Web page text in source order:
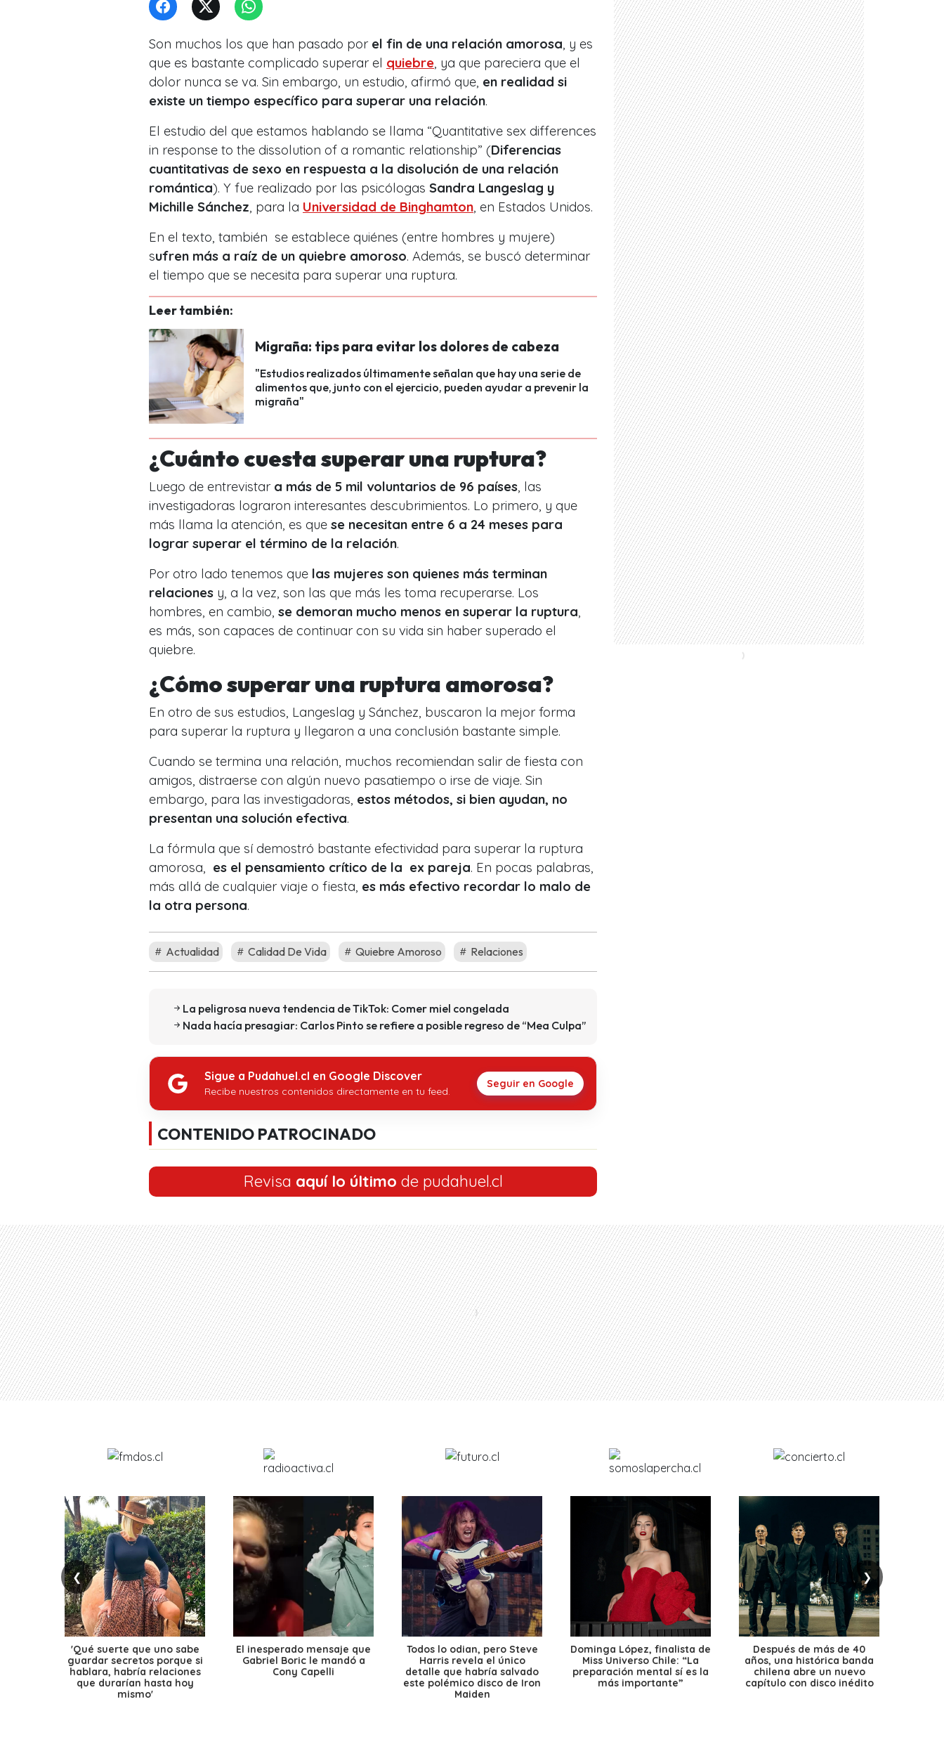
Son muchos los que han pasado por el fin de una relación amorosa , y es
que es bastante complicado superar el quiebre , ya que pareciera que el
dolor nunca se va. Sin embargo, un estudio, afirmó que, en realidad si
existe un tiempo específico para superar una relación.
El estudio del que estamos hablando se llama “Quantitative sex differences
in response to the dissolution of a romantic relationship” (Diferencias
cuantitativas de sexo en respuesta a la disolución de una relación
romántica). Y fue realizado por las psicólogas Sandra Langeslag y
Michille Sánchez , para la Universidad de Binghamton , en Estados Unidos.
En el texto, también se establece quiénes (entre hombres y mujere)
sufren más a raíz de un quiebre amoroso. Además, se buscó determinar
el tiempo que se necesita para superar una ruptura.
Leer también:
Migraña: tips para evitar los dolores de cabeza
"Estudios realizados últimamente señalan que hay una serie de
alimentos que, junto con el ejercicio, pueden ayudar a prevenir la
migraña"
¿Cuánto cuesta superar una ruptura?
Luego de entrevistar a más de 5 mil voluntarios de 96 países , las
investigadoras lograron interesantes descubrimientos. Lo primero, y que
más llama la atención, es que se necesitan entre 6 a 24 meses para
lograr superar el término de la relación.
Por otro lado tenemos que las mujeres son quienes más terminan
relaciones y, a la vez, son las que más les toma recuperarse. Los
hombres, en cambio, se demoran mucho menos en superar la ruptura
es más, son capaces de continuar con su vida sin haber superado el
quiebre.
¿Cómo superar una ruptura amorosa?
En otro de sus estudios, Langeslag y Sánchez, buscaron la mejor forma
para superar la ruptura y llegaron a una conclusión bastante simple.
Cuando se termina una relación, muchos recomiendan salir de fiesta con
amigos, distraerse con algún nuevo pasatiempo o irse de viaje. Sin
embargo, para las investigadoras, estos métodos, si bien ayudan, no
presentan una solución efectiva.
La fórmula que sí demostró bastante efectividad para superar la ruptura
amorosa, es el pensamiento crítico de la ex pareja. En pocas palabras,
más allá de cualquier viaje o fiesta, es más efectivo recordar lo malo de
la otra persona.
Actualidad Calidad De Vida Quiebre Amoroso Relaciones
La peligrosa nueva tendencia de TikTok: Comer miel congelada
Nada hacía presagiar: Carlos Pinto se refiere a posible regreso de “Mea Culpa”
Sigue a Pudahuel.cl en Google Discover
Recibe nuestros contenidos directamente en tu feed.
Seguir en Google
CONTENIDO PATROCINADO
Revisa aquí lo último de pudahuel.cl
❮ ❯
'Qué suerte que uno sabe
guardar secretos porque si
hablara, habría relaciones
que durarían hasta hoy
mismo'
El inesperado mensaje que
Gabriel Boric le mandó a
Cony Capelli
Todos lo odian, pero Steve
Harris revela el único
detalle que habría salvado
este polémico disco de Iron
Maiden
Dominga López, finalista de
Miss Universo Chile: “La
preparación mental sí es la
más importante”
Después de más de 40
años, una histórica banda
chilena abre un nuevo
capítulo con disco inédito